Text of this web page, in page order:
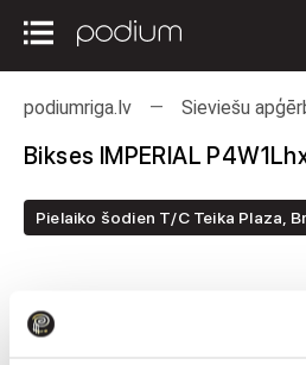
podiumriga.lv Sieviešu
Bikses IMPERIAL
Pielaiko šodien T/C Teika Plaza,